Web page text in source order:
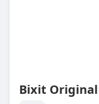
Bixit Original